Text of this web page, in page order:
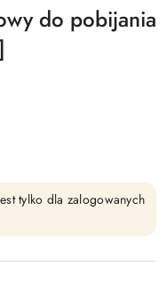
do pobijania
tylko dla zalogowanych